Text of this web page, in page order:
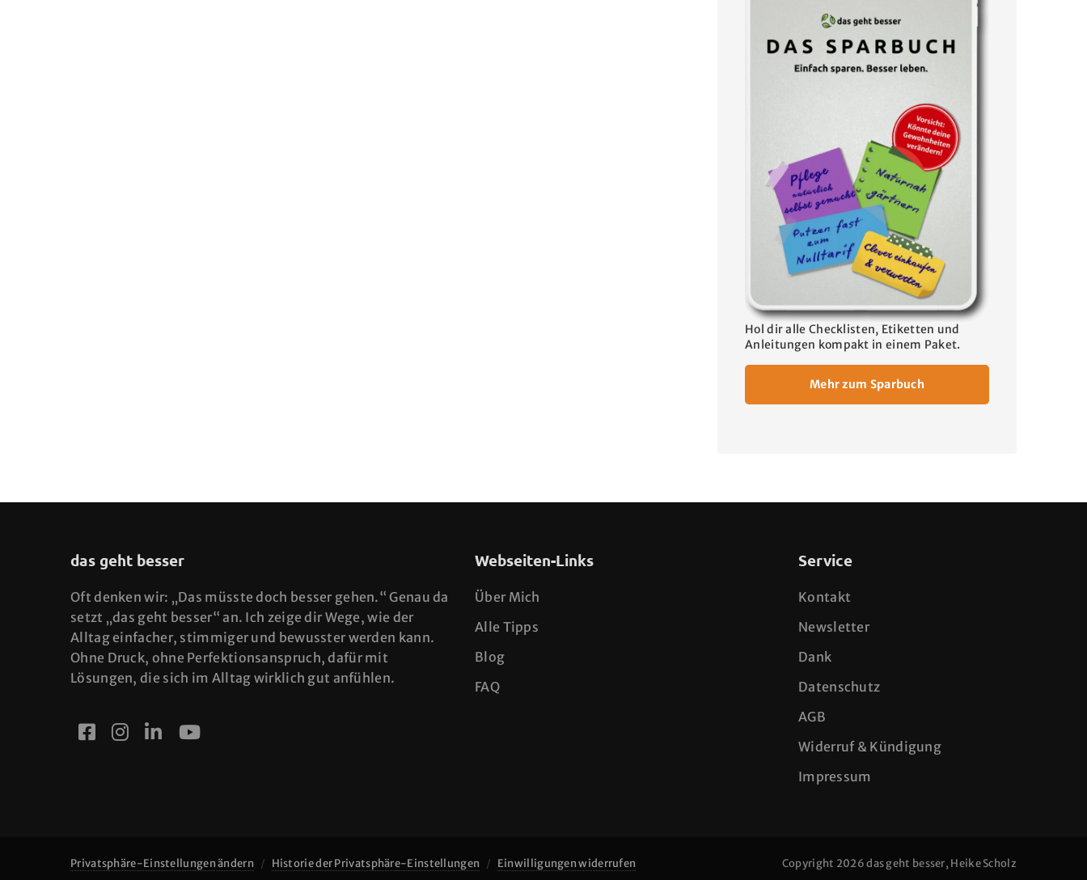
Hol dir alle Checklisten, Etiketten und
Anleitungen kompakt in einem Paket.
Mehr zum Sparbuch
das geht besser
Oft denken wir: „Das müsste doch besser gehen.“ Genau da
setzt „das geht besser“ an. Ich zeige dir Wege, wie der
Alltag einfacher, stimmiger und bewusster werden kann.
Ohne Druck, ohne Perfektionsanspruch, dafür mit
Lösungen, die sich im Alltag wirklich gut anfühlen.
Webseiten-Links
Über Mich
Alle Tipps
Blog
FAQ
Service
Kontakt
Newsletter
Dank
Datenschutz
AGB
Widerruf & Kündigung
Impressum
Privatsphäre-Einstellungen ändern Historie der Privatsphäre-Einstellungen Einwilligungen widerrufen Copyright 2026 das geht besser, Heike Scholz